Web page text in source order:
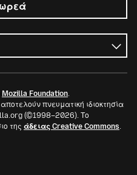
Mozilla Foundation.
πνευματική ιδιοκτησία
(©1998–2026). Το
της άδειας Creative Commons.